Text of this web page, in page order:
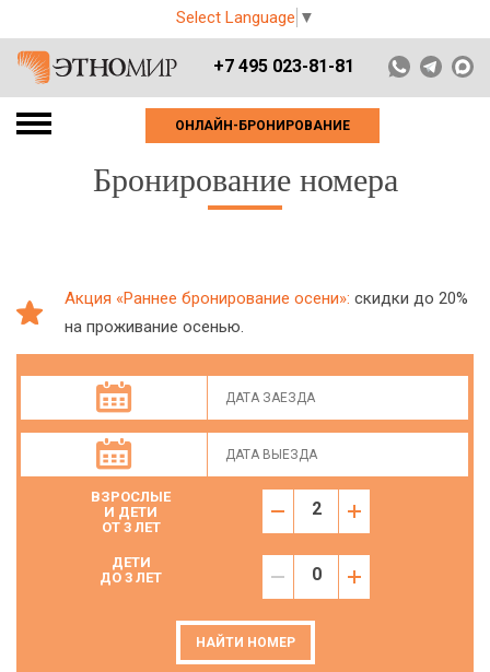
Select Language ▼
+7 495 023-81-81
ОНЛАЙН-БРОНИРОВАНИЕ
Бронирование номера
Акция «Раннее бронирование осени»: скидки до 20%
на проживание осенью.
ВЗРОСЛЫЕ
И ДЕТИ
ОТ 3 ЛЕТ
ДЕТИ
ДО 3 ЛЕТ
НАЙТИ НОМЕР